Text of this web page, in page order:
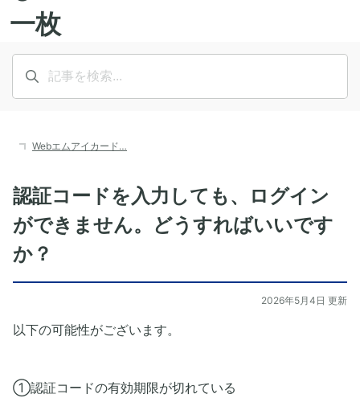
Webエムアイカード…
認証コードを入力しても、ログイン
ができません。どうすればいいです
か？
2026年5月4日 更新
以下の可能性がございます。
➀認証コードの有効期限が切れている